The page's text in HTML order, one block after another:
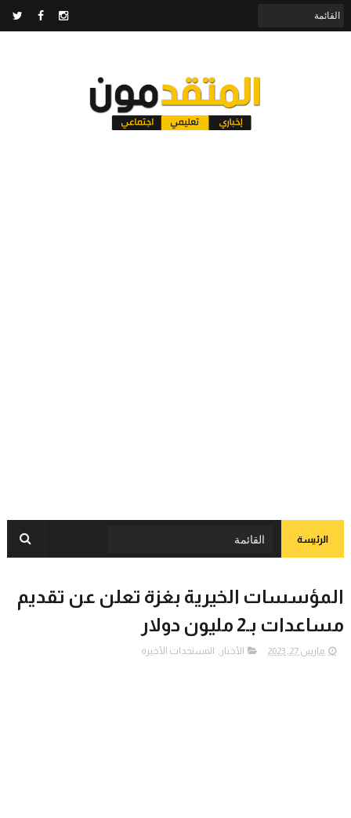
الرئيسة
المؤسسات الخيرية بغزة تعلن عن تقديم
مساعدات بـ2 مليون دولار
مارس 27, 2023 الأخبار , المستجدات الأخيرة